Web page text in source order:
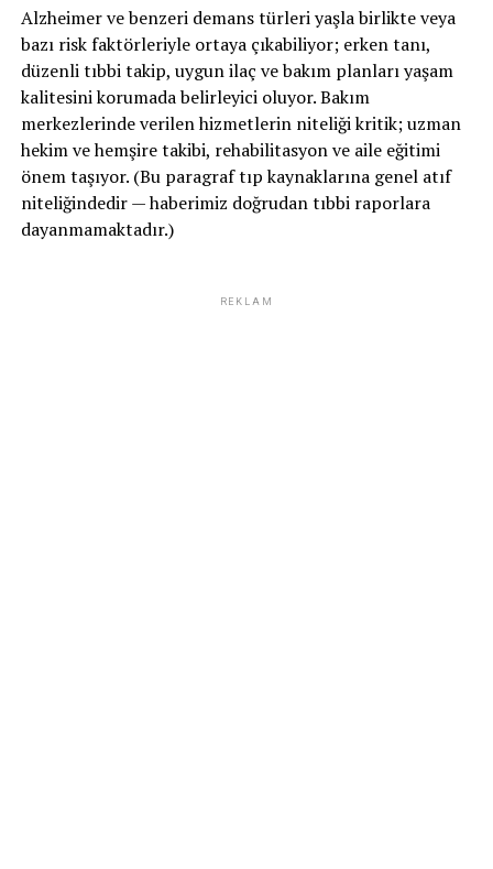
Alzheimer ve benzeri demans türleri yaşla birlikte veya
bazı risk faktörleriyle ortaya çıkabiliyor; erken tanı,
düzenli tıbbi takip, uygun ilaç ve bakım planları yaşam
kalitesini korumada belirleyici oluyor. Bakım
merkezlerinde verilen hizmetlerin niteliği kritik; uzman
hekim ve hemşire takibi, rehabilitasyon ve aile eğitimi
önem taşıyor. (Bu paragraf tıp kaynaklarına genel atıf
niteliğindedir — haberimiz doğrudan tıbbi raporlara
dayanmamaktadır.)
REKLAM